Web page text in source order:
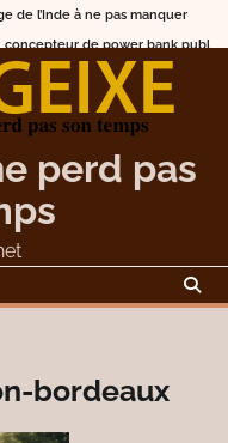
à ne pas manquer
de power bank publicitaire
perd pas
bordeaux